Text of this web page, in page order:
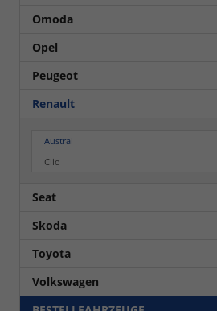
Omoda
Opel
Peugeot
Renault
Austral
Clio
Seat
Skoda
Toyota
Volkswagen